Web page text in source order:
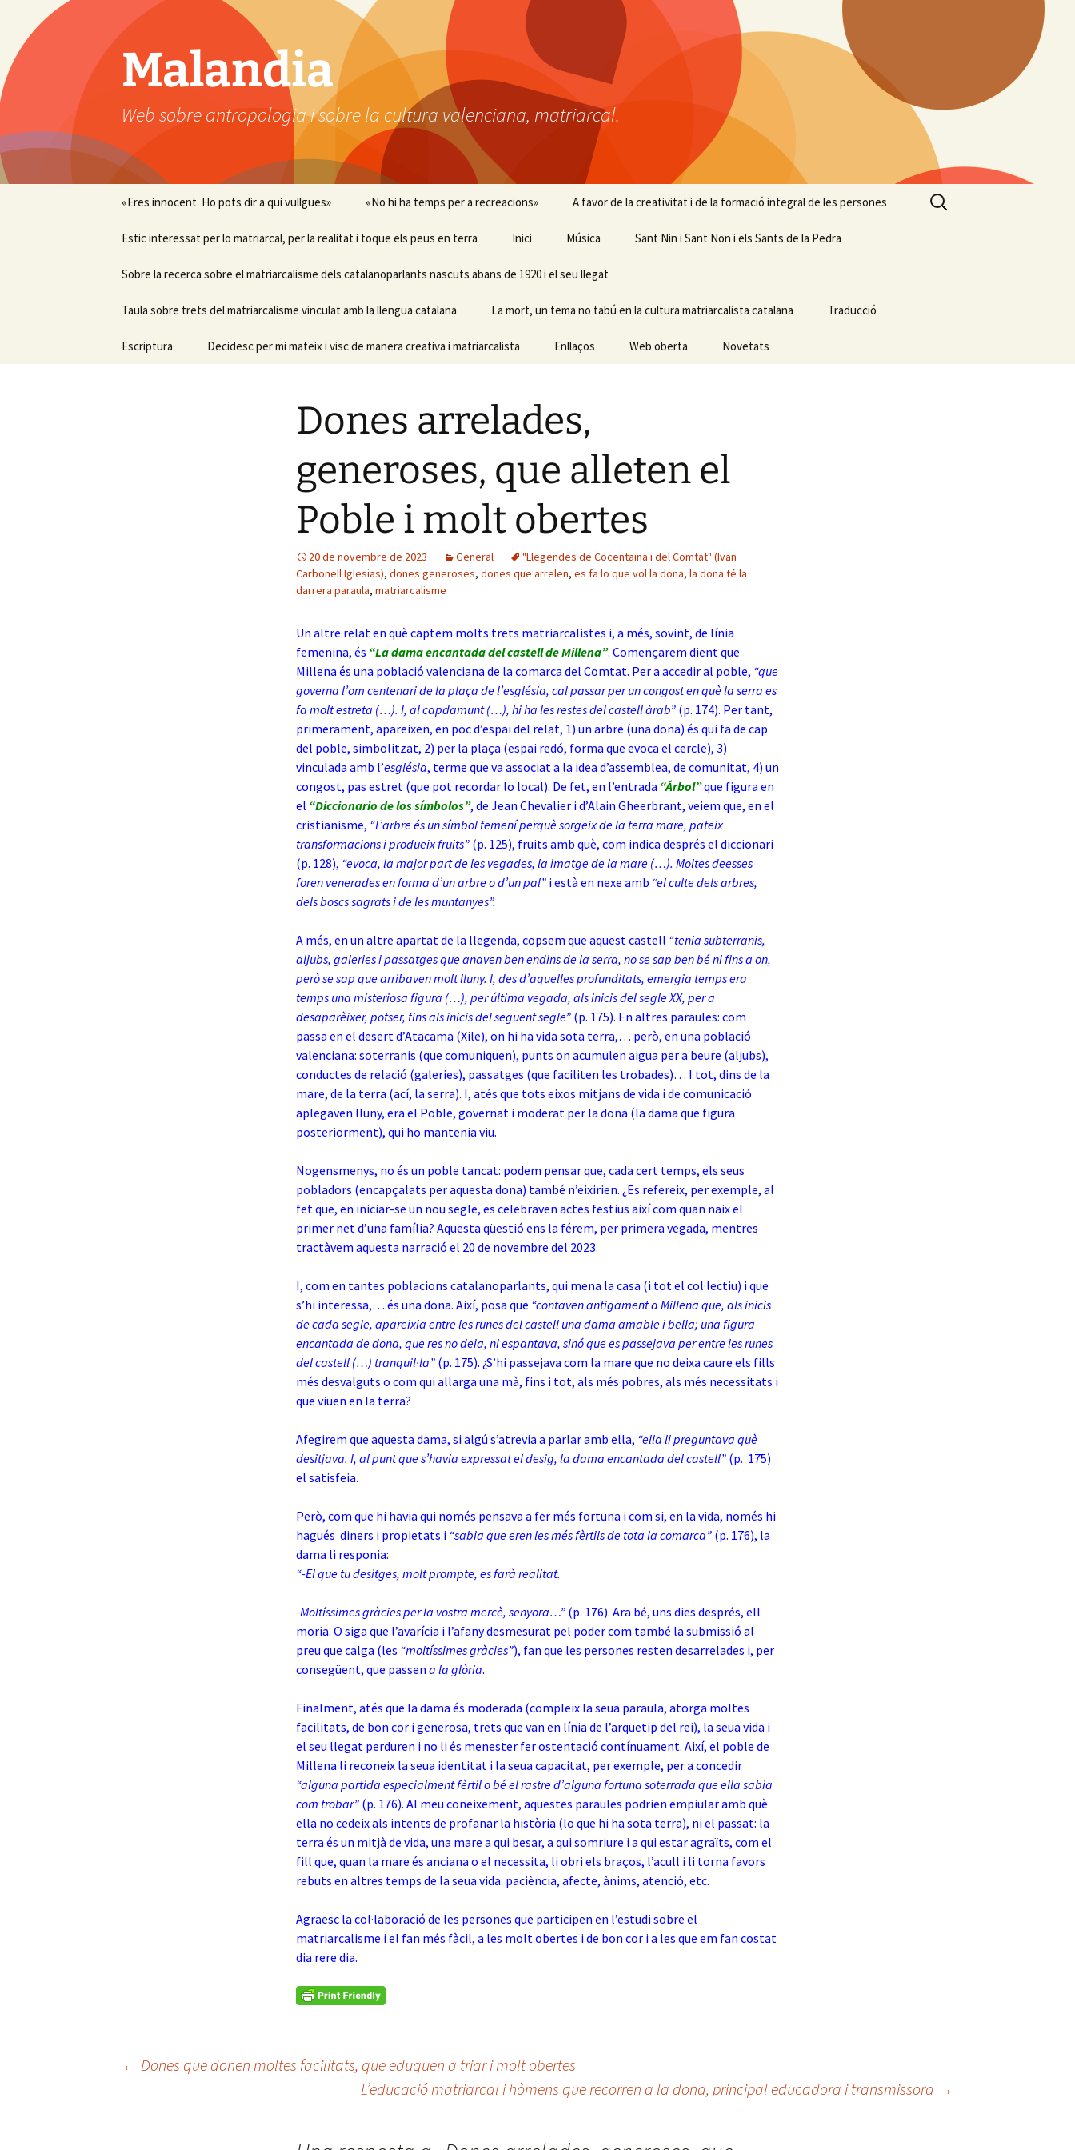
contingut
Malandia
Web sobre antropologia i sobre la cultura valenciana, matriarcal.
«Eres innocent. Ho pots dir a qui vullgues» «No hi ha temps per a recreacions» A favor de la creativitat i de la formació integral de les persones
Estic interessat per lo matriarcal, per la realitat i toque els peus en terra Inici Música Sant Nin i Sant Non i els Sants de la Pedra
Sobre la recerca sobre el matriarcalisme dels catalanoparlants nascuts abans de 1920 i el seu llegat
Taula sobre trets del matriarcalisme vinculat amb la llengua catalana La mort, un tema no tabú en la cultura matriarcalista catalana Traducció
Escriptura Decidesc per mi mateix i visc de manera creativa i matriarcalista Enllaços Web oberta Novetats
Cerca:
Dones arrelades,
generoses, que alleten el
Poble i molt obertes
20 de novembre de 2023 General
"Llegendes de Cocentaina i del Comtat" (Ivan
Carbonell Iglesias), dones generoses, dones que arrelen, es fa lo que vol la dona, la dona té la
darrera paraula, matriarcalisme
Un altre relat en què captem molts trets matriarcalistes i, a més, sovint, de línia
femenina, és “La dama encantada del castell de Millena”. Començarem dient que
Millena és una població valenciana de la comarca del Comtat. Per a accedir al poble, “que
governa l’om centenari de la plaça de l’església, cal passar per un congost en què la serra es
fa molt estreta (…). I, al capdamunt (…), hi ha les restes del castell àrab” (p. 174). Per tant,
primerament, apareixen, en poc d’espai del relat, 1) un arbre (una dona) és qui fa de cap
del poble, simbolitzat, 2) per la plaça (espai redó, forma que evoca el cercle), 3)
vinculada amb l’església, terme que va associat a la idea d’assemblea, de comunitat, 4) un
congost, pas estret (que pot recordar lo local). De fet, en l’entrada “Árbol”que figura en
el “Diccionario de los símbolos”, de Jean Chevalier i d’Alain Gheerbrant, veiem que, en el
cristianisme, “L’arbre és un símbol femení perquè sorgeix de la terra mare, pateix
transformacions i produeix fruits” (p. 125), fruits amb què, com indica després el diccionari
(p. 128), “evoca, la major part de les vegades, la imatge de la mare (…). Moltes deesses
foren venerades en forma d’un arbre o d’un pal” i està en nexe amb “el culte dels arbres,
dels boscs sagrats i de les muntanyes”.
A més, en un altre apartat de la llegenda, copsem que aquest castell “tenia subterranis,
aljubs, galeries i passatges que anaven ben endins de la serra, no se sap ben bé ni fins a on,
però se sap que arribaven molt lluny. I, des d’aquelles profunditats, emergia temps era
temps una misteriosa figura (…), per última vegada, als inicis del segle XX, per a
desaparèixer, potser, fins als inicis del següent segle” (p. 175). En altres paraules: com
passa en el desert d’Atacama (Xile), on hi ha vida sota terra,… però, en una població
valenciana: soterranis (que comuniquen), punts on acumulen aigua per a beure (aljubs),
conductes de relació (galeries), passatges (que faciliten les trobades)… I tot, dins de la
mare, de la terra (ací, la serra). I, atés que tots eixos mitjans de vida i de comunicació
aplegaven lluny, era el Poble, governat i moderat per la dona (la dama que figura
posteriorment), qui ho mantenia viu.
Nogensmenys, no és un poble tancat: podem pensar que, cada cert temps, els seus
pobladors (encapçalats per aquesta dona) també n’eixirien. ¿Es refereix, per exemple, al
fet que, en iniciar-se un nou segle, es celebraven actes festius així com quan naix el
primer net d’una família? Aquesta qüestió ens la férem, per primera vegada, mentres
tractàvem aquesta narració el 20 de novembre del 2023.
I, com en tantes poblacions catalanoparlants, qui mena la casa (i tot el col·lectiu) i que
s’hi interessa,… és una dona. Així, posa que “contaven antigament a Millena que, als inicis
de cada segle, apareixia entre les runes del castell una dama amable i bella; una figura
encantada de dona, que res no deia, ni espantava, sinó que es passejava per entre les runes
del castell (…) tranquil·la” (p. 175). ¿S’hi passejava com la mare que no deixa caure els fills
més desvalguts o com qui allarga una mà, fins i tot, als més pobres, als més necessitats i
que viuen en la terra?
Afegirem que aquesta dama, si algú s’atrevia a parlar amb ella, “ella li preguntava què
desitjava. I, al punt que s’havia expressat el desig, la dama encantada del castell” (p. 175)
el satisfeia.
Però, com que hi havia qui només pensava a fer més fortuna i com si, en la vida, només hi
hagués diners i propietats i “sabia que eren les més fèrtils de tota la comarca” (p. 176), la
dama li responia:
“-El que tu desitges, molt prompte, es farà realitat.
-Moltíssimes gràcies per la vostra mercè, senyora…” (p. 176). Ara bé, uns dies després, ell
moria. O siga que l’avarícia i l’afany desmesurat pel poder com també la submissió al
preu que calga (les “moltíssimes gràcies”), fan que les persones resten desarrelades i, per
consegüent, que passen a la glòria.
Finalment, atés que la dama és moderada (compleix la seua paraula, atorga moltes
facilitats, de bon cor i generosa, trets que van en línia de l’arquetip del rei), la seua vida i
el seu llegat perduren i no li és menester fer ostentació contínuament. Així, el poble de
Millena li reconeix la seua identitat i la seua capacitat, per exemple, per a concedir
“alguna partida especialment fèrtil o bé el rastre d’alguna fortuna soterrada que ella sabia
com trobar” (p. 176). Al meu coneixement, aquestes paraules podrien empiular amb què
ella no cedeix als intents de profanar la història (lo que hi ha sota terra), ni el passat: la
terra és un mitjà de vida, una mare a qui besar, a qui somriure i a qui estar agraïts, com el
fill que, quan la mare és anciana o el necessita, li obri els braços, l’acull i li torna favors
rebuts en altres temps de la seua vida: paciència, afecte, ànims, atenció, etc.
Agraesc la col·laboració de les persones que participen en l’estudi sobre el
matriarcalisme i el fan més fàcil, a les molt obertes i de bon cor i a les que em fan costat
dia rere dia.
Navegació
← Dones que donen moltes facilitats, que eduquen a triar i molt obertes
L’educació matriarcal i hòmens que recorren a la dona, principal educadora i transmissora →